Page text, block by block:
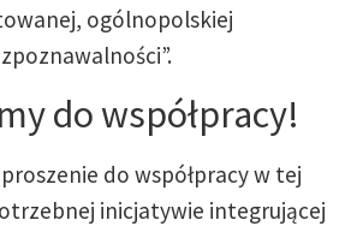
ogólnopolskiej
do współpracy!
do współpracy w tej
inicjatywie integrującej